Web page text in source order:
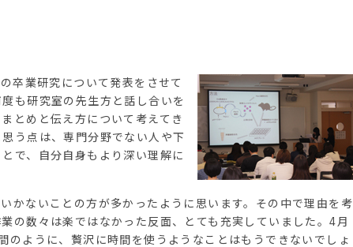
卒業研究について発表をさせて
も研究室の先生方と話し合いを
とめと伝え方について考えてき
う点は、専門分野でない人や下
で、自分自身もより深い理解に
かないことの方が多かったように思います。その中で理由を考
の数々は楽ではなかった反面、とても充実していました。4月
のように、贅沢に時間を使うようなことはもうできないでしょ